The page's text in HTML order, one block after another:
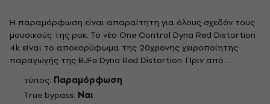
Η παραμόρφωση είναι απαραίτητη για όλους σχεδόν τους
μουσικούς της ροκ. Το νέο One Control Dyna Red Distortion
4k είναι το αποκορύφωμα της 20χρονης χειροποίητης
παραγωγής της BJFe Dyna Red Distortion. Πριν από
περισσότερα από 20 χρόνια, αυτό το κόκκινο πεντάλ ήταν
το πρώτο πεντάλ Distortion BJFe που δημιουργήθηκε από
τον Bjorn Juhl. Αυτά τα...
τύπος: Παραμόρφωση
True bypass: Ναι